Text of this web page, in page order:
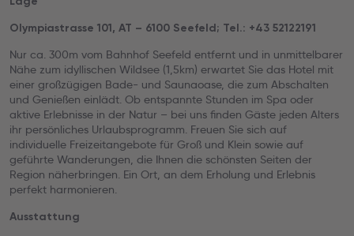
Olympiastrasse 101, AT – 6100 Seefeld; Tel.: +43 52122191
Nur ca. 300m vom Bahnhof Seefeld entfernt und in unmittelbarer
Nähe zum idyllischen Wildsee (1,5km) erwartet Sie das Hotel mit
einer großzügigen Bade- und Saunaoase, die zum Abschalten
und Genießen einlädt. Ob entspannte Stunden im Spa oder
aktive Erlebnisse in der Natur – bei uns finden Gäste jeden Alters
ihr persönliches Urlaubsprogramm. Freuen Sie sich auf
individuelle Freizeitangebote für Groß und Klein sowie auf
geführte Wanderungen, die Ihnen die schönsten Seiten der
Region näherbringen. Ein Ort, an dem Erholung und Erlebnis
perfekt harmonieren.
Ausstattung